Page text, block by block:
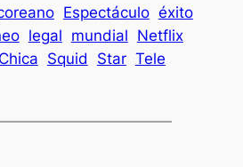
Espectáculo éxito
legal mundial Netflix
Squid Star Tele